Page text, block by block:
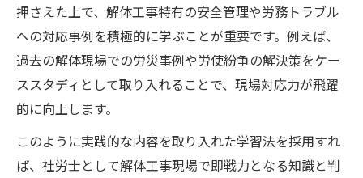
押さえた上で、解体工事特有の安全管理や労務トラブル
への対応事例を積極的に学ぶことが重要です。例えば、
過去の解体現場での労災事例や労使紛争の解決策をケー
ススタディとして取り入れることで、現場対応力が飛躍
的に向上します。
このように実践的な内容を取り入れた学習法を採用すれ
ば、社労士として解体工事現場で即戦力となる知識と判